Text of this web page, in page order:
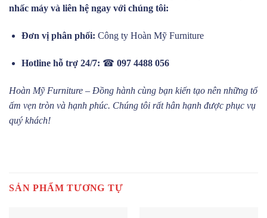
nhấc máy và liên hệ ngay với chúng tôi:
Đơn vị phân phối: Công ty Hoàn Mỹ Furniture
Hotline hỗ trợ 24/7: ☎ 097 4488 056
Hoàn Mỹ Furniture – Đồng hành cùng bạn kiến tạo nên những tổ
ấm vẹn tròn và hạnh phúc. Chúng tôi rất hân hạnh được phục vụ
quý khách!
SẢN PHẨM TƯƠNG TỰ